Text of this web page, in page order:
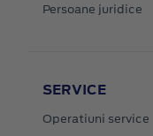
Persoane juridice
SERVICE
Operatiuni service